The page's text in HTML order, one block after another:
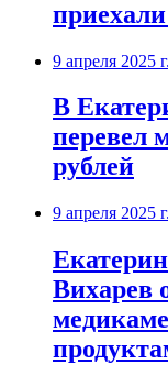
9 апреля 2025
В
перевел
рублей
9 апреля 2025
Вихарев